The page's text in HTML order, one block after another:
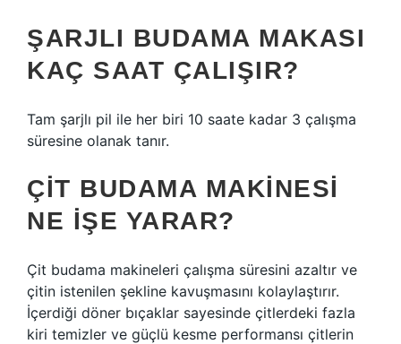
ŞARJLI BUDAMA MAKASI
KAÇ SAAT ÇALIŞIR?
Tam şarjlı pil ile her biri 10 saate kadar 3 çalışma
süresine olanak tanır.
ÇIT BUDAMA MAKINESI
NE IŞE YARAR?
Çit budama makineleri çalışma süresini azaltır ve
çitin istenilen şekline kavuşmasını kolaylaştırır.
İçerdiği döner bıçaklar sayesinde çitlerdeki fazla
kiri temizler ve güçlü kesme performansı çitlerin